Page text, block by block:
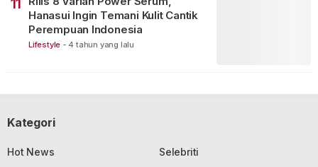
11
Hanasui Ingin Temani Kulit Cantik
Perempuan Indonesia
Lifestyle - 4 tahun yang lalu
Kategori
Hot News
Selebriti